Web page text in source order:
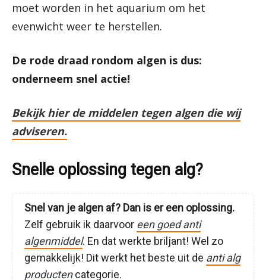
moet worden in het aquarium om het
evenwicht weer te herstellen.
De rode draad rondom algen is dus:
onderneem snel actie!
Bekijk hier de middelen tegen algen die wij
adviseren.
Snelle oplossing tegen alg?
Snel van je algen af? Dan is er een oplossing.
Zelf gebruik ik daarvoor een goed anti
algenmiddel. En dat werkte briljant! Wel zo
gemakkelijk! Dit werkt het beste uit de anti alg
productencategorie.